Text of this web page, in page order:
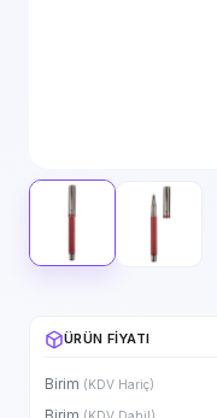
ÜRÜN FIYATI
Birim (KDV Hariç)
Birim (KDV Dahil)